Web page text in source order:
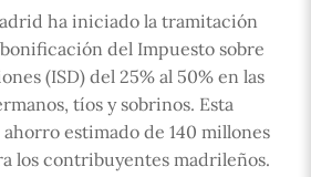
ha iniciado la tramitación
del Impuesto sobre
(ISD) del 25% al 50% en las
tíos y sobrinos. Esta
estimado de 140 millones
los contribuyentes madrileños.